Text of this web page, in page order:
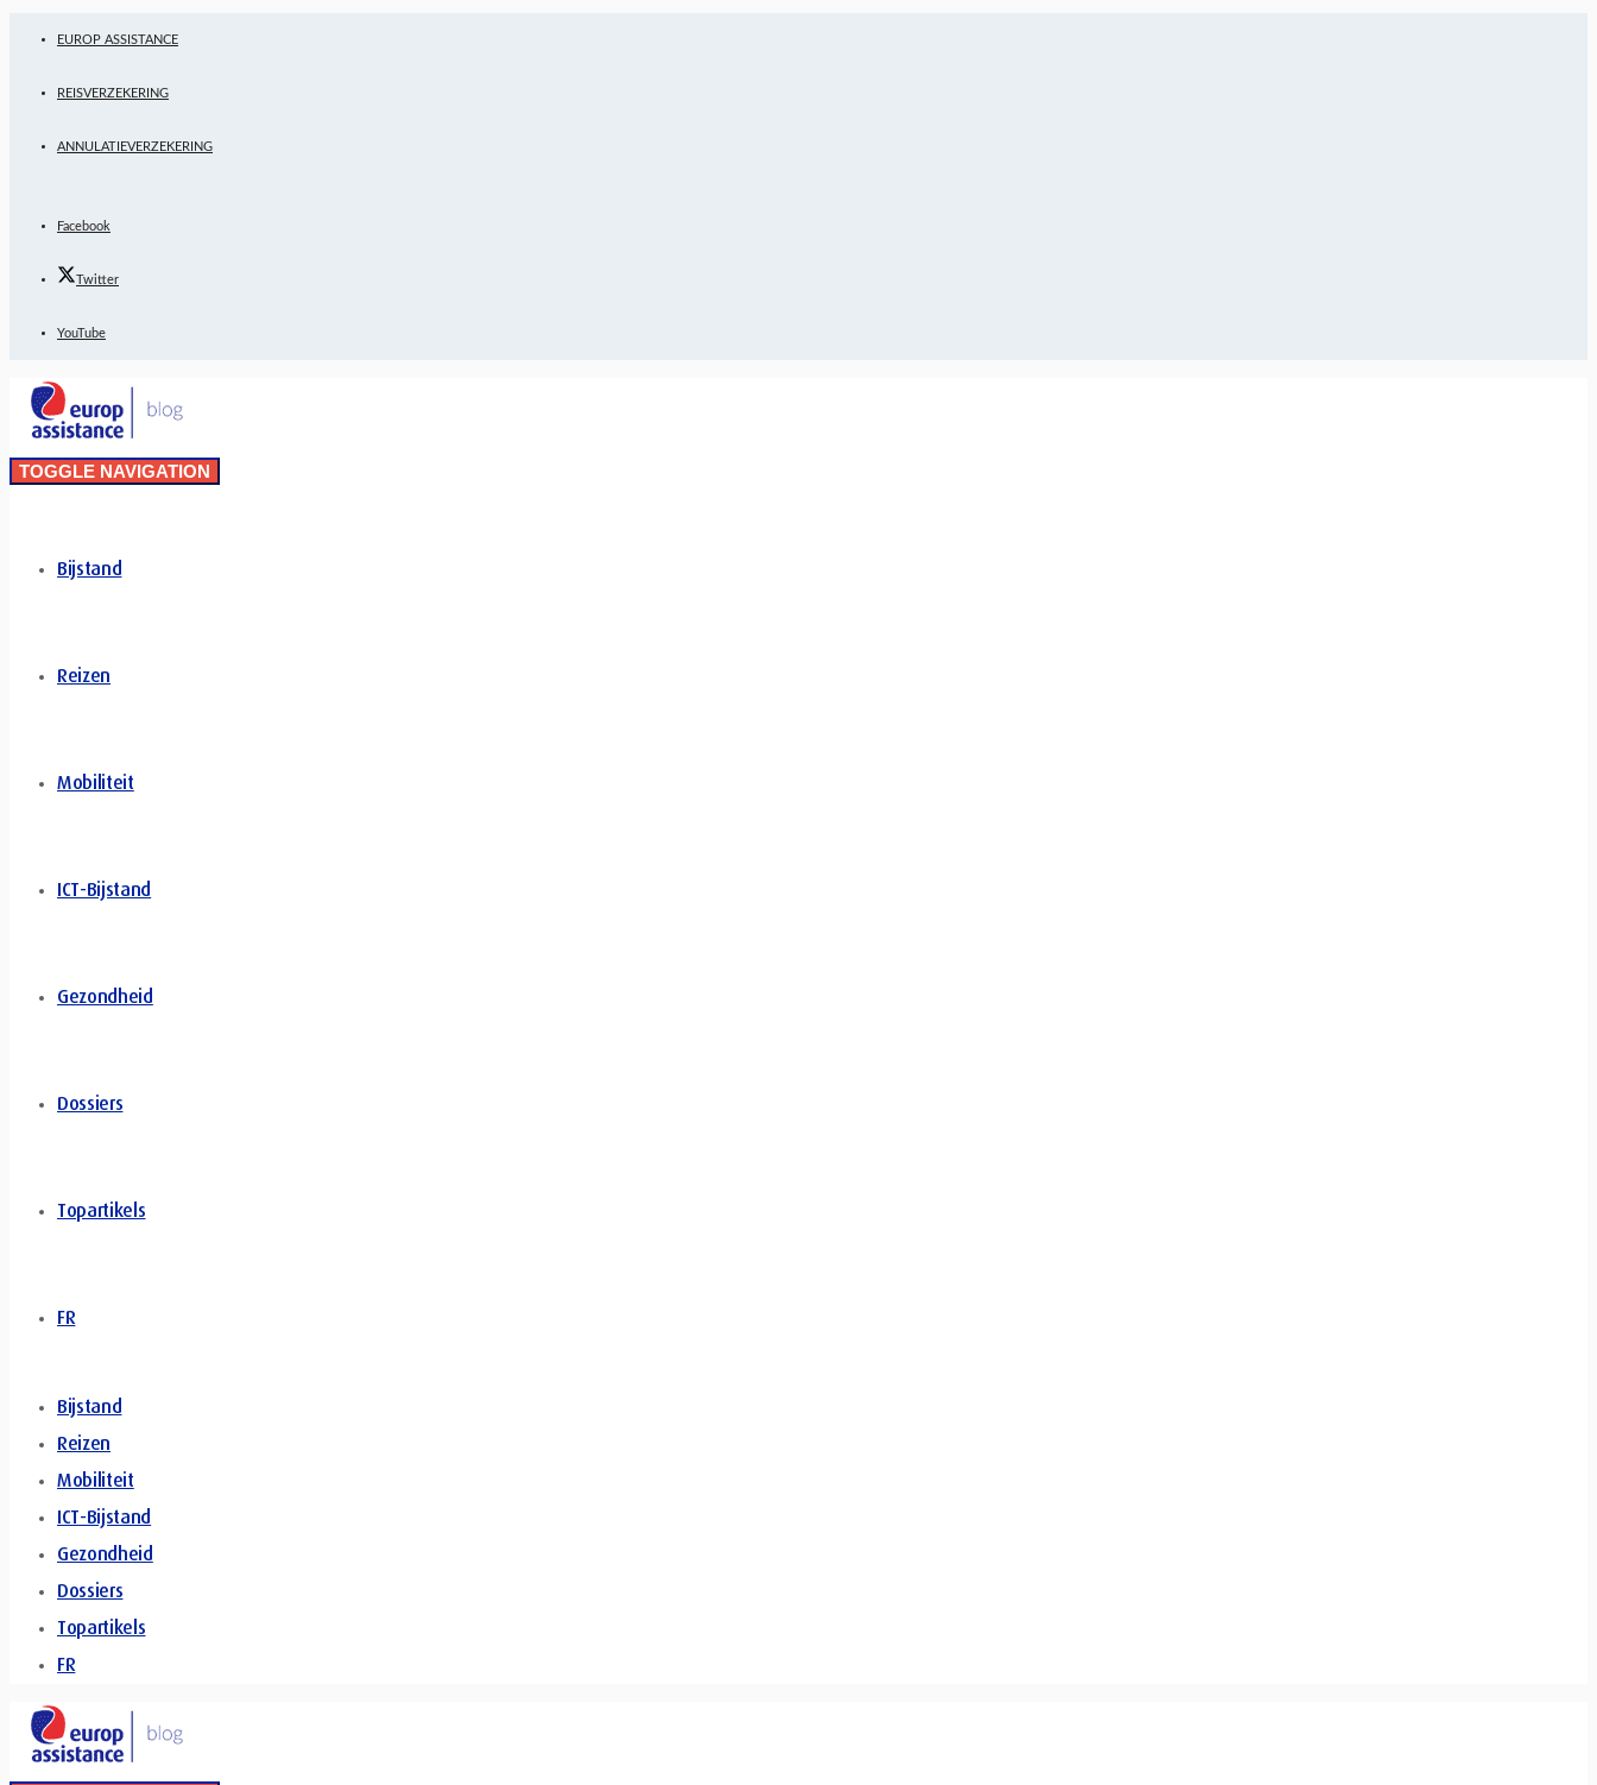
EUROP ASSISTANCE
REISVERZEKERING
ANNULATIEVERZEKERING
Facebook
Twitter
YouTube
TOGGLE NAVIGATION
Bijstand
Reizen
Mobiliteit
ICT-Bijstand
Gezondheid
Dossiers
Topartikels
FR
Bijstand
Reizen
Mobiliteit
ICT-Bijstand
Gezondheid
Dossiers
Topartikels
FR